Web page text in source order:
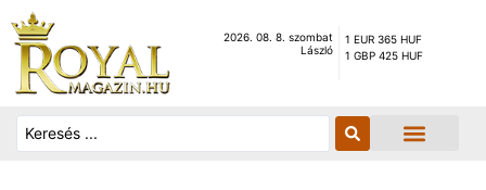
2026. 08. 8. szombat
László
1 EUR 365 HUF
1 GBP 425 HUF